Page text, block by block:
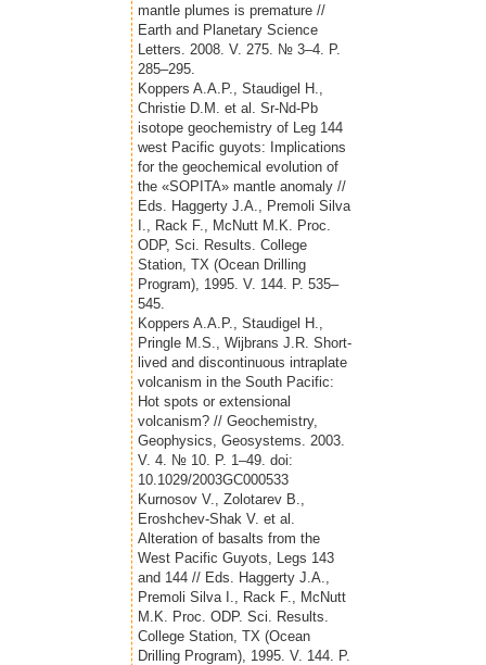
mantle plumes is premature //
Earth and Planetary Science
Letters. 2008. V. 275. № 3–4. P.
285–295.
Koppers A.A.P., Staudigel H.,
Christie D.M. et al. Sr-Nd-Pb
isotope geochemistry of Leg 144
west Pacific guyots: Implications
for the geochemical evolution of
the «SOPITA» mantle anomaly //
Eds. Haggerty J.A., Premoli Silva
I., Rack F., McNutt M.K. Proc.
ODP, Sci. Results. College
Station, TX (Ocean Drilling
Program), 1995. V. 144. P. 535–
545.
Koppers A.A.P., Staudigel H.,
Pringle M.S., Wijbrans J.R. Short-
lived and discontinuous intraplate
volcanism in the South Pacific:
Hot spots or extensional
volcanism? // Geochemistry,
Geophysics, Geosystems. 2003.
V. 4. № 10. P. 1–49. doi:
10.1029/2003GC000533
Kurnosov V., Zolotarev B.,
Eroshchev-Shak V. et al.
Alteration of basalts from the
West Pacific Guyots, Legs 143
and 144 // Eds. Haggerty J.A.,
Premoli Silva I., Rack F., McNutt
M.K. Proc. ODP. Sci. Results.
College Station, TX (Ocean
Drilling Program), 1995. V. 144. P.